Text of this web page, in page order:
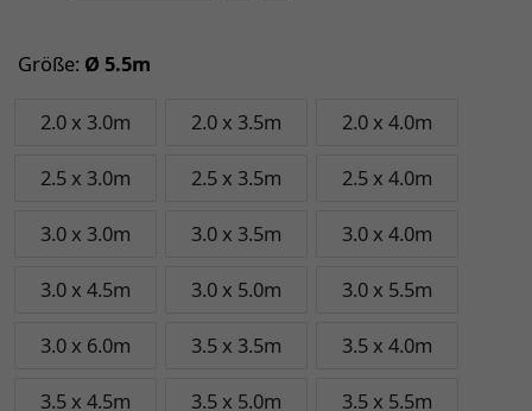
Größe: Ø 5.5m
2.0 x 3.0m 2.0 x 3.5m 2.0 x 4.0m
2.5 x 3.0m 2.5 x 3.5m 2.5 x 4.0m
3.0 x 3.0m 3.0 x 3.5m 3.0 x 4.0m
3.0 x 4.5m 3.0 x 5.0m 3.0 x 5.5m
3.0 x 6.0m 3.5 x 3.5m 3.5 x 4.0m
3.5 x 4.5m 3.5 x 5.0m 3.5 x 5.5m